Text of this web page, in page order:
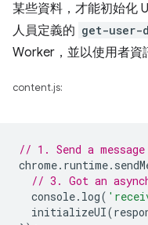
某些資料，才能初始化
人員定義的 get-user-
Worker，並以使用者資
content.js:
// 1. Send a
chrome. runtime.
// 3. Got an
console. log(
initializeUI(